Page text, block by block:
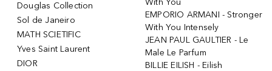
Douglas Collection
Sol de Janeiro
MATH SCIETIFIC
Yves Saint Laurent
DIOR
With You
EMPORIO ARMANI - Stronger
With You Intensely
JEAN PAUL GAULTIER - Le
Male Le Parfum
BILLIE EILISH - Eilish